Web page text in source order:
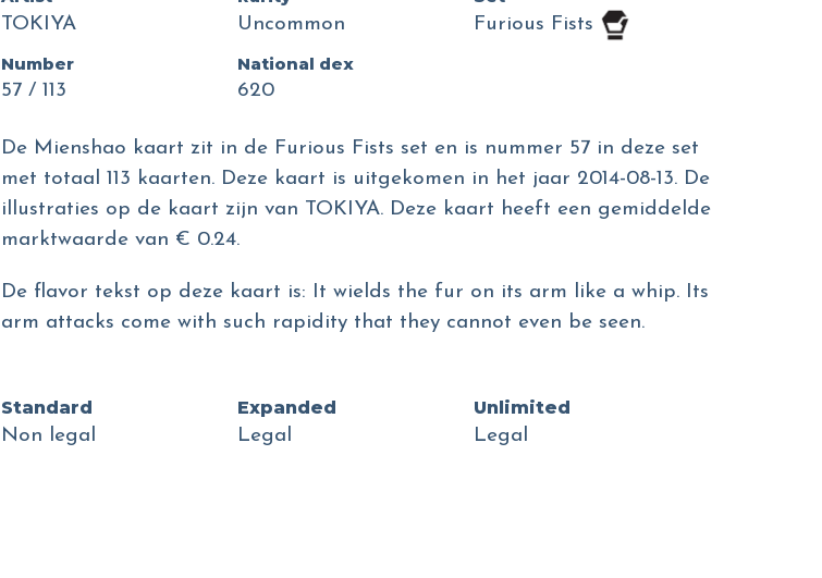
TOKIYA
Uncommon
Furious Fists
Number
57 / 113
National dex
620
De Mienshao kaart zit in de Furious Fists set en is nummer 57 in deze set
met totaal 113 kaarten. Deze kaart is uitgekomen in het jaar 2014-08-13. De
illustraties op de kaart zijn van TOKIYA. Deze kaart heeft een gemiddelde
marktwaarde van € 0.24.
De flavor tekst op deze kaart is: It wields the fur on its arm like a whip. Its
arm attacks come with such rapidity that they cannot even be seen.
Standard
Non legal
Expanded
Legal
Unlimited
Legal